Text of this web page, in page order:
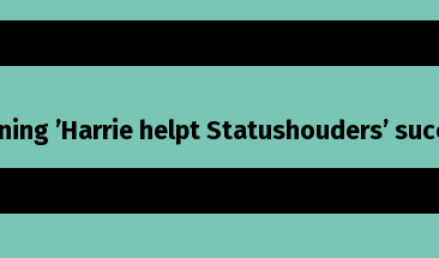
’Harrie helpt Statushouders’
helpt Statushouders’ succesvol af!
op de Daltonlaan